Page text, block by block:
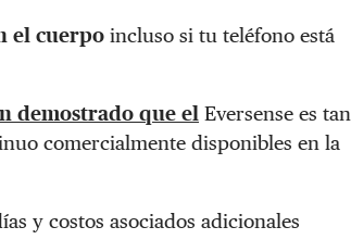
el cuerpo incluso si tu teléfono está
demostrado que el Eversense es tan
comercialmente disponibles en la
y costos asociados adicionales